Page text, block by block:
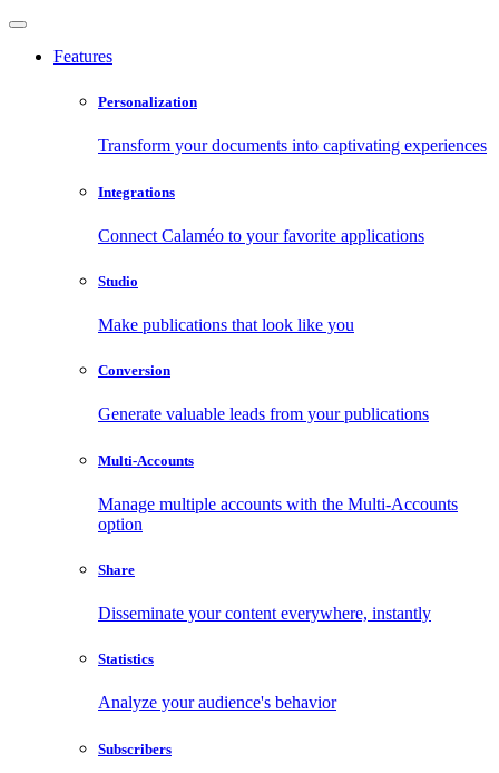
Features
Personalization
Transform your documents into captivating experiences
Integrations
Connect Calaméo to your favorite applications
Studio
Make publications that look like you
Conversion
Generate valuable leads from your publications
Multi-Accounts
Manage multiple accounts with the Multi-Accounts
option
Share
Disseminate your content everywhere, instantly
Statistics
Analyze your audience's behavior
Subscribers